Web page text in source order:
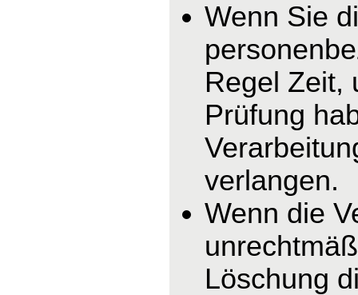
Wenn Sie
Regel Zeit,
Prüfung
verlangen.
Wenn die
Löschung